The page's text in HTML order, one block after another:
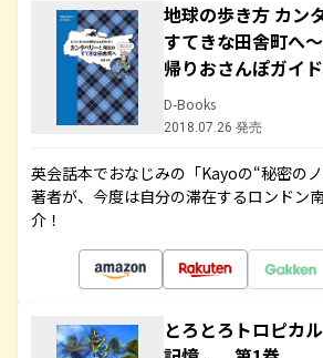
地球の歩き方 カン
すてきな田舎町へ
帰りおさんぽガイ
D-Books
2018.07.26 発売
英会話本でおなじみの「Kayoの“秘密の
著者が、今度は自分の滞在するロンドン
介！
とろとろトロピカ